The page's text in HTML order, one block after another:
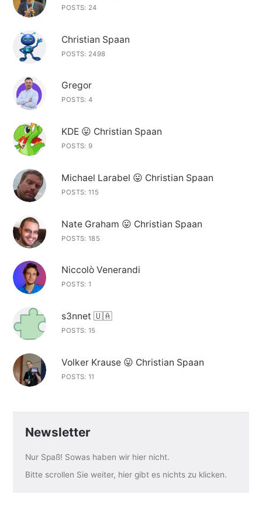
POSTS: 24
Christian Spaan
POSTS: 2498
Gregor
POSTS: 4
KDE 😛 Christian Spaan
POSTS: 9
Michael Larabel 😛 Christian Spaan
POSTS: 115
Nate Graham 😛 Christian Spaan
POSTS: 185
Niccolò Venerandi
POSTS: 1
s3nnet 🇺🇦
POSTS: 15
Volker Krause 😛 Christian Spaan
POSTS: 11
Newsletter
Nur Spaß! Sowas haben wir hier nicht.
Bitte scrollen Sie weiter, hier gibt es nichts zu klicken.